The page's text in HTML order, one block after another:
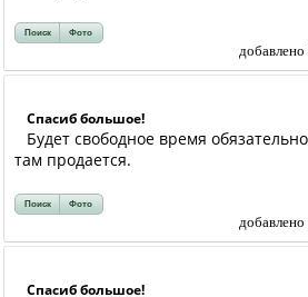
Поиск Фото
Спасиб большое!
Будет свободное время
там продается.
Поиск Фото
Спасиб большое!